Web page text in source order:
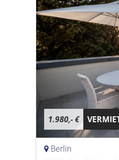
1.980,- €
Berlin